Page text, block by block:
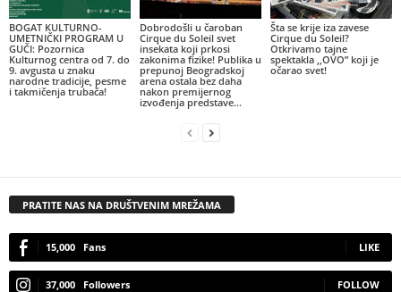
BOGAT KULTURNO-
UMETNIČKI PROGRAM U
GUČI: Pozornica
Kulturnog centra od 7. do
9. avgusta u znaku
narodne tradicije, pesme
i takmičenja trubača!
Dobrodošli u čaroban
Cirque du Soleil svet
insekata koji prkosi
zakonima fizike! Publika u
prepunoj Beogradskoj
arena ostala bez daha
nakon premijernog
izvođenja predstave...
Šta se krije iza zavese
Cirque du Soleil?
Otkrivamo tajne
spektakla ,,OVO” koji je
očarao svet!
PRATITE NAS NA DRUŠTVENIM MREŽAMA
15,000 Fans LIKE
37,000 Followers FOLLOW